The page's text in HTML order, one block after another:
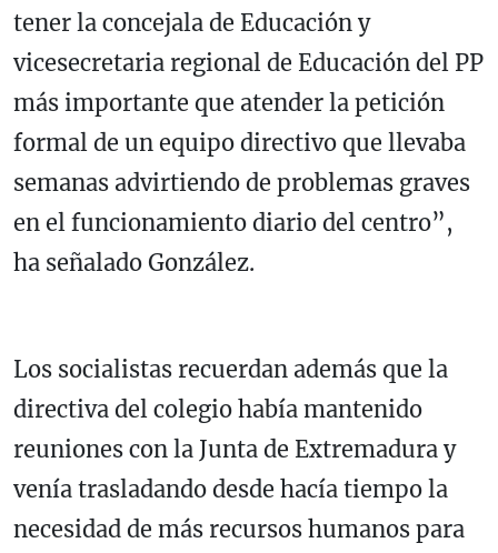
tener la concejala de Educación y
vicesecretaria regional de Educación del PP
más importante que atender la petición
formal de un equipo directivo que llevaba
semanas advirtiendo de problemas graves
en el funcionamiento diario del centro”,
ha señalado González.
Los socialistas recuerdan además que la
directiva del colegio había mantenido
reuniones con la Junta de Extremadura y
venía trasladando desde hacía tiempo la
necesidad de más recursos humanos para